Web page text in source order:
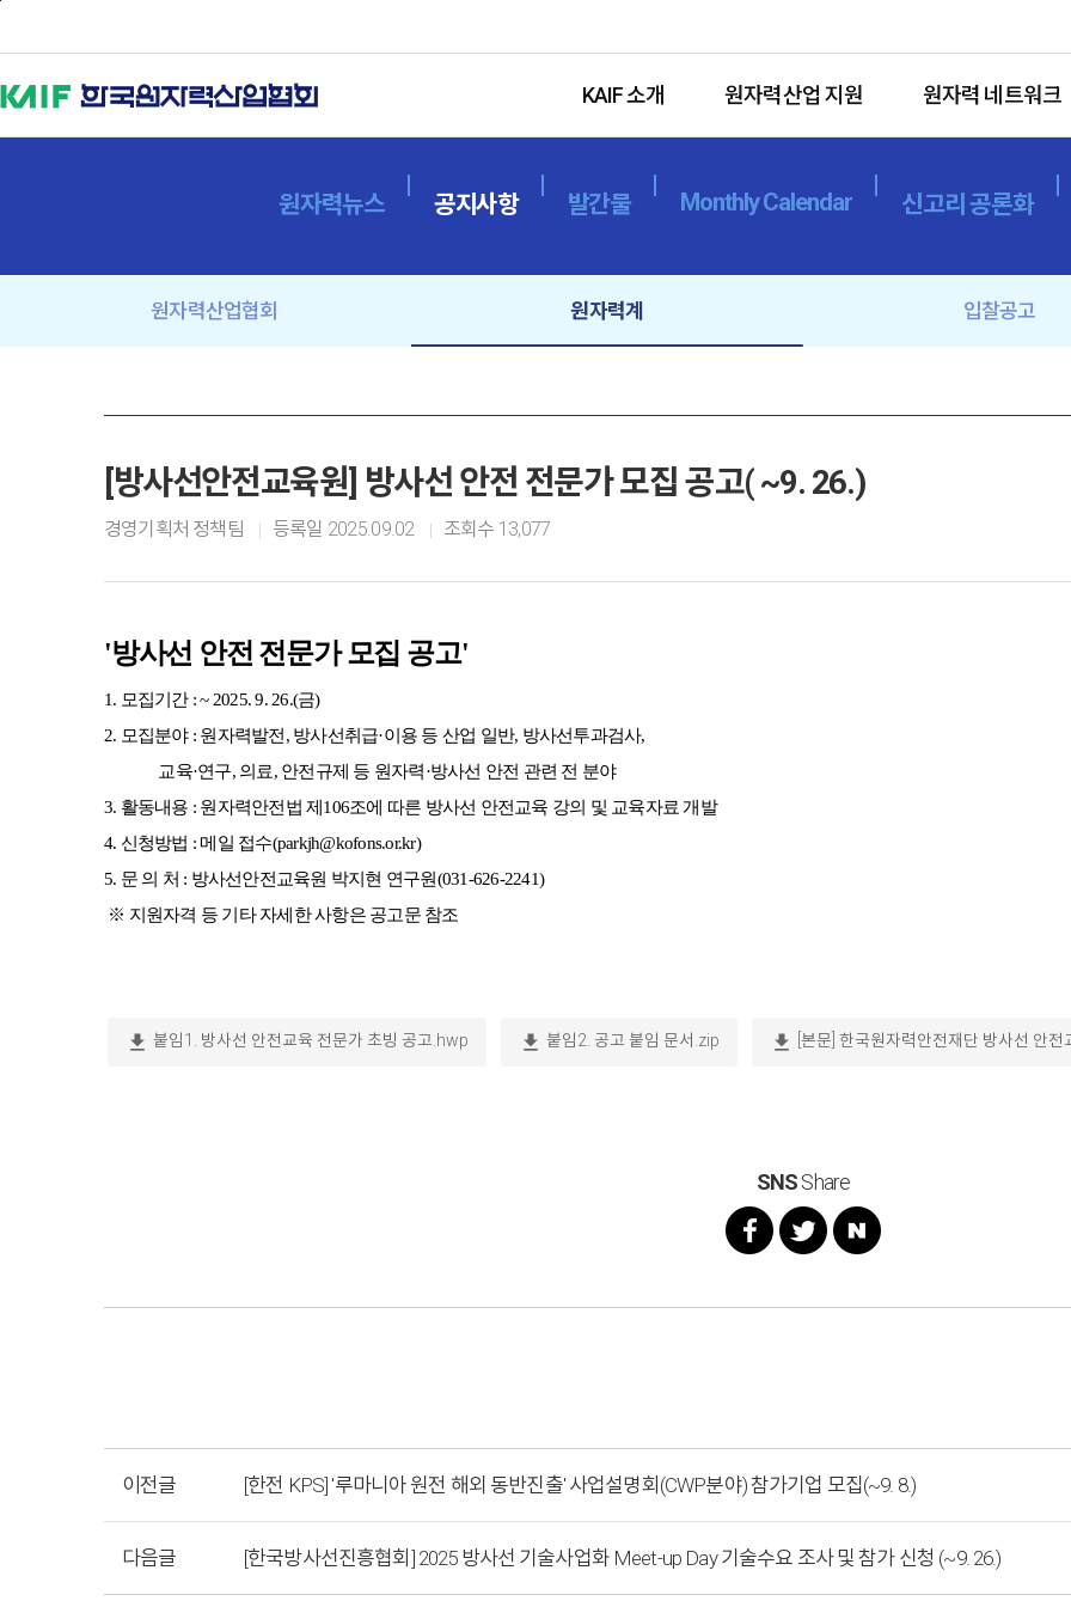
KAIF 소개 원자력산업 지원 원자력 네트워크
원자력뉴스 공지사항 발간물 Monthly Calendar 신고리 공론화
원자력산업협회 원자력계 입찰공고
[방사선안전교육원] 방사선 안전 전문가 모집 공고( ~9. 26.)
경영기획처 정책팀 등록일 2025.09.02 조회수 13,077
'방사선 안전 전문가 모집 공고'
1. 모집기간 : ~ 2025. 9. 26.(금)
2. 모집분야 : 원자력발전, 방사선취급·이용 등 산업 일반, 방사선투과검사,
교육·연구, 의료, 안전규제 등 원자력·방사선 안전 관련 전 분야
3. 활동내용 : 원자력안전법 제106조에 따른 방사선 안전교육 강의 및 교육자료 개발
4. 신청방법 : 메일 접수(parkjh@kofons.or.kr)
5. 문 의 처 : 방사선안전교육원 박지현 연구원(031-626-2241)
※ 지원자격 등 기타 자세한 사항은 공고문 참조
download 붙임1. 방사선 안전교육 전문가 초빙 공고.hwp download 붙임2. 공고 붙임 문서.zip download [본문] 한국원자력안전재단 방사선 안
SNSShare
이전글 [한전 KPS] '루마니아 원전 해외 동반진출' 사업설명회(CWP분야) 참가기업 모집(~9. 8.)
다음글 [한국방사선진흥협회] 2025 방사선 기술사업화 Meet-up Day 기술수요 조사 및 참가 신청 (~9. 26.)